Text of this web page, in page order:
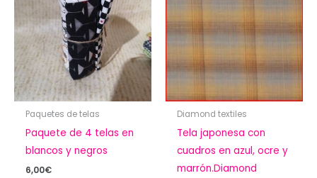
Paquetes de telas
Paquete de 4 telas en
blancos y negros
6,00€
Diamond textiles
Tela japonesa con
cuadros en azul, ocre y
marrón.Diamond